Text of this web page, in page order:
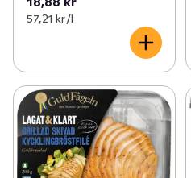
57,21 kr /l